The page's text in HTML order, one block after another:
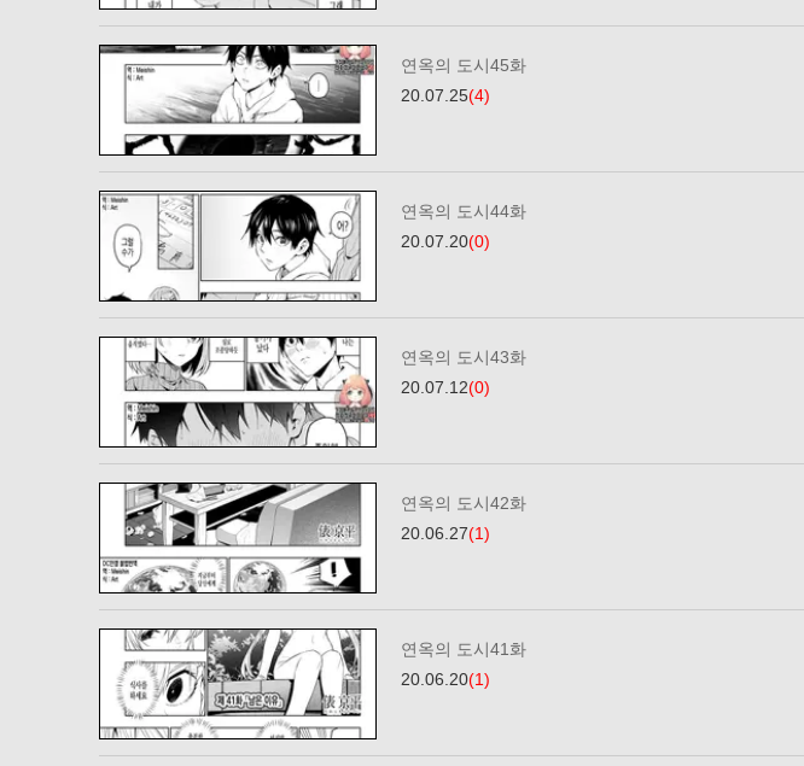
연옥의 도시45화
20.07.25(4)
연옥의 도시44화
20.07.20(0)
연옥의 도시43화
20.07.12(0)
연옥의 도시42화
20.06.27(1)
연옥의 도시41화
20.06.20(1)